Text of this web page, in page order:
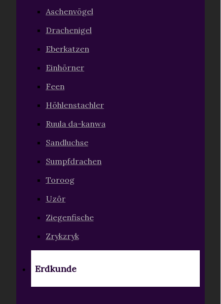
Aschenvögel
Drachenigel
Eberkatzen
Einhörner
Feen
Höhlenstachler
Ruula da-kanwa
Sandluchse
Sumpfdrachen
Toroog
Uzôr
Ziegenfische
Zrykzryk
Erdkunde